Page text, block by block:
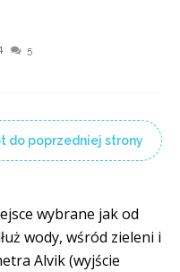
5
do poprzedniej strony
wybrane jak od
wody, wśród zieleni i
Alvik (wyjście